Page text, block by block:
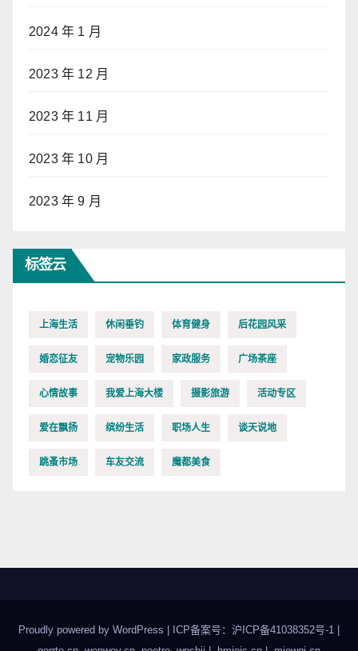
2024 年 1 月
2023 年 12 月
2023 年 11 月
2023 年 10 月
2023 年 9 月
标签云
上海生活 休闲垂钓 体育健身 后花园风采
婚恋征友 宠物乐园 家政服务 广场茶座
心情故事 我爱上海大楼 摄影旅游 活动专区
爱在飘扬 缤纷生活 职场人生 谈天说地
跳蚤市场 车友交流 魔都美食
Proudly powered by WordPress ICP备案号：沪ICP备41038352号-1